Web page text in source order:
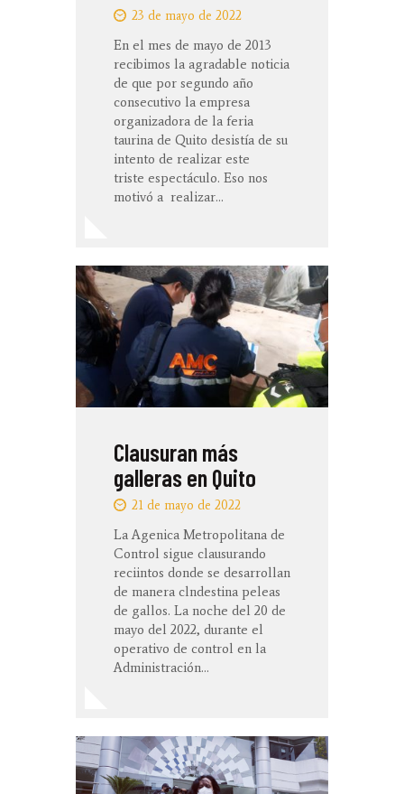
23 de mayo de 2022
En el mes de mayo de 2013
recibimos la agradable noticia
de que por segundo año
consecutivo la empresa
organizadora de la feria
taurina de Quito desistía de su
intento de realizar este
triste espectáculo. Eso nos
motivó a realizar…
Clausuran más
galleras en Quito
21 de mayo de 2022
La Agenica Metropolitana de
Control sigue clausurando
reciintos donde se desarrollan
de manera clndestina peleas
de gallos. La noche del 20 de
mayo del 2022, durante el
operativo de control en la
Administración…